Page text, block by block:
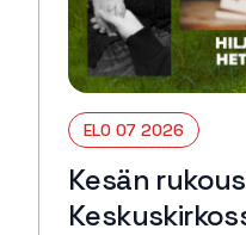
ELO 07 2026
Kesän